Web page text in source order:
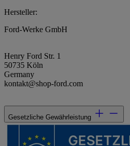
Hersteller:
Ford-Werke GmbH
Henry Ford Str. 1
50735 Köln
Germany
kontakt@shop-ford.com
Gesetzliche Gewährleistung